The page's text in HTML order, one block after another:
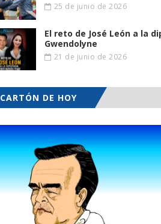
25 de junio de 2026
El reto de José León a la
Gwendolyne
21 de junio de 2026
CARTÓN DE HOY